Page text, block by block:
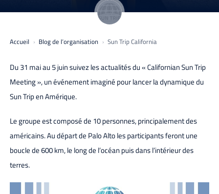
Accueil Blog de l’organisation Sun Trip California
Du 31 mai au 5 juin suivez les actualités du « Californian Sun Trip
Meeting », un événement imaginé pour lancer la dynamique du
Sun Trip en Amérique.
Le groupe est composé de 10 personnes, principalement des
américains. Au départ de Palo Alto les participants feront une
boucle de 600 km, le long de l’océan puis dans l’intérieur des
terres.